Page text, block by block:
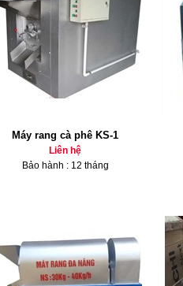
Máy rang cà phê KS-1
Liên hệ
Bảo hành : 12 tháng